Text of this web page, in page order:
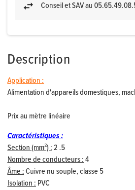
Conseil et SAV au
Description
Application :
Alimentation d'appareils domestiques,
Prix au mètre linéaire
Caractéristiques :
Section (mm²) :2 .5
Nombre de conducteurs :4
Âme :Cuivre nu souple, classe 5
Isolation : PVC